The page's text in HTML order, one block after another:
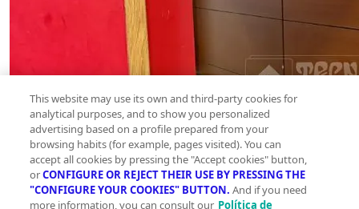
This website may use its own and third-party cookies for
analytical purposes, and to show you personalized
advertising based on a profile prepared from your
browsing habits (for example, pages visited). You can
accept all cookies by pressing the "Accept cookies" button,
orCONFIGURE OR REJECT THEIR USE BY PRESSING THE
"CONFIGURE YOUR COOKIES" BUTTON. And if you need
more information, you can consult our Política de